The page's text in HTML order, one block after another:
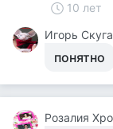
10 лет
Игорь
понятно
Розалия